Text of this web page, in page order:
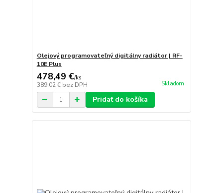
Olejový programovateľný digitálny radiátor | RF-
10E Plus
478,49 €/ks
389,02 € bez DPH Skladom
Pridať do košíka